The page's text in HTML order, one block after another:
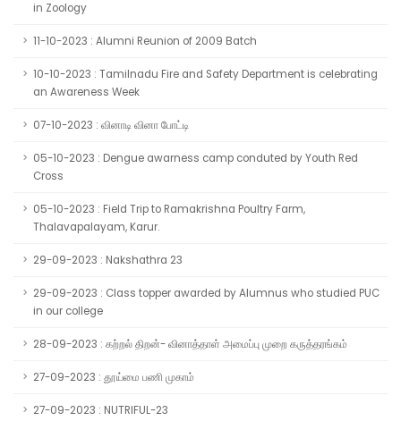
in Zoology
11-10-2023 : Alumni Reunion of 2009 Batch
10-10-2023 : Tamilnadu Fire and Safety Department is celebrating
an Awareness Week
07-10-2023 : வினாடி வினா போட்டி
05-10-2023 : Dengue awarness camp conduted by Youth Red
Cross
05-10-2023 : Field Trip to Ramakrishna Poultry Farm,
Thalavapalayam, Karur.
29-09-2023 : Nakshathra 23
29-09-2023 : Class topper awarded by Alumnus who studied PUC
in our college
28-09-2023 : கற்றல் திறன்- வினாத்தாள் அமைப்பு முறை கருத்தரங்கம்
27-09-2023 : தூய்மை பணி முகாம்
27-09-2023 : NUTRIFUL-23